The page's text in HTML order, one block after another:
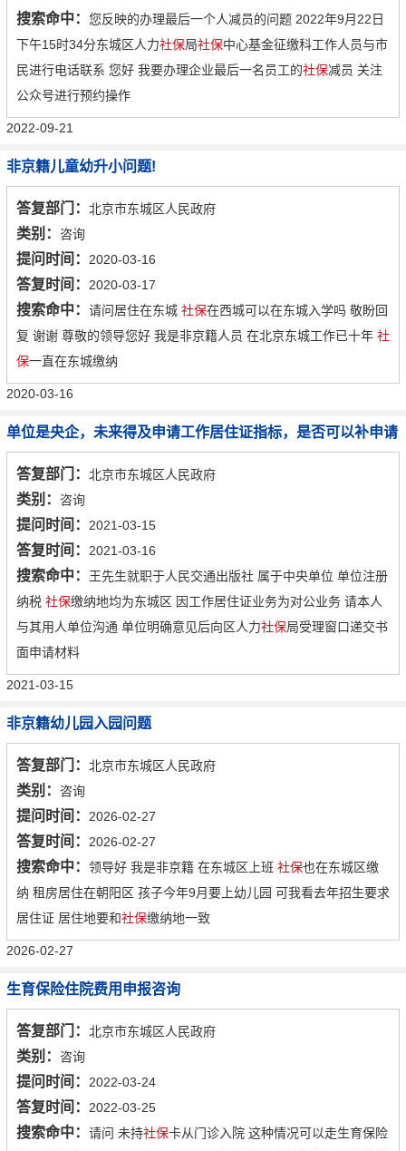
搜索命中： 您反映的办理最后一个人减员的问题 2022年9月22日
下午15时34分东城区人力社保局社保中心基金征缴科工作人员与市
民进行电话联系 您好 我要办理企业最后一名员工的社保减员 关注
公众号进行预约操作
2022-09-21
非京籍儿童幼升小问题!
答复部门： 北京市东城区人民政府
类别： 咨询
提问时间： 2020-03-16
答复时间： 2020-03-17
搜索命中： 请问居住在东城 社保在西城可以在东城入学吗 敬盼回
复 谢谢 尊敬的领导您好 我是非京籍人员 在北京东城工作已十年 社
保一直在东城缴纳
2020-03-16
单位是央企，未来得及申请工作居住证指标，是否可以补申请
答复部门： 北京市东城区人民政府
类别： 咨询
提问时间： 2021-03-15
答复时间： 2021-03-16
搜索命中： 王先生就职于人民交通出版社 属于中央单位 单位注册
纳税 社保缴纳地均为东城区 因工作居住证业务为对公业务 请本人
与其用人单位沟通 单位明确意见后向区人力社保局受理窗口递交书
面申请材料
2021-03-15
非京籍幼儿园入园问题
答复部门： 北京市东城区人民政府
类别： 咨询
提问时间： 2026-02-27
答复时间： 2026-02-27
搜索命中： 领导好 我是非京籍 在东城区上班 社保也在东城区缴
纳 租房居住在朝阳区 孩子今年9月要上幼儿园 可我看去年招生要求
居住证 居住地要和社保缴纳地一致
2026-02-27
生育保险住院费用申报咨询
答复部门： 北京市东城区人民政府
类别： 咨询
提问时间： 2022-03-24
答复时间： 2022-03-25
搜索命中： 请问 未持社保卡从门诊入院 这种情况可以走生育保险